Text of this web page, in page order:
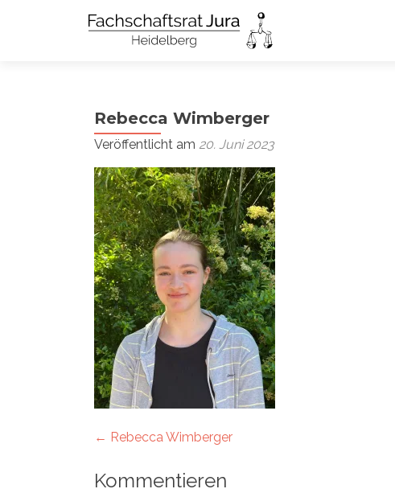
Rebecca Wimberger
Veröffentlicht am 20. Juni 2023
Artikel-
Navigation
← Rebecca Wimberger
Kommentieren